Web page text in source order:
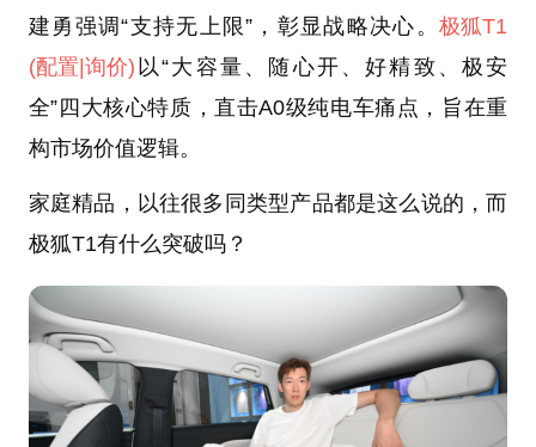
建勇强调“支持无上限”，彰显战略决心。极狐T1
(配置 |询价) 以“大容量、随心开、好精致、极安
全”四大核心特质，直击A0级纯电车痛点，旨在重
构市场价值逻辑。
家庭精品，以往很多同类型产品都是这么说的，而
极狐T1有什么突破吗？